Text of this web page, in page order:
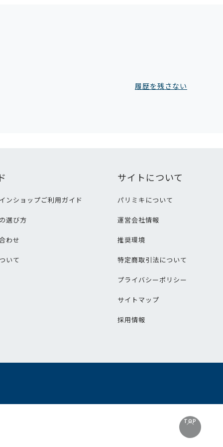
履歴を残さない
TOP
ンショップご利用ガイド
選び方
わせ
いて
サイトについて
パリミキについて
運営会社情報
推奨環境
特定商取引法について
プライバシーポリシー
サイトマップ
採用情報